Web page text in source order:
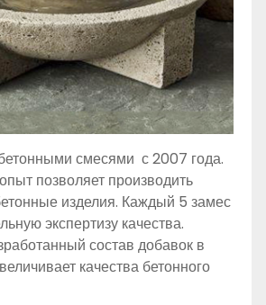
смесями с 2007 года.
позволяет производить
изделия. Каждый 5 замес
экспертизу качества.
состав добавок в
качества бетонного